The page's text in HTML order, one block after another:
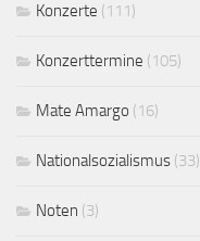
Konzerte (111)
Konzerttermine (105)
Mate Amargo (16)
Nationalsozialismus (33)
Noten (3)